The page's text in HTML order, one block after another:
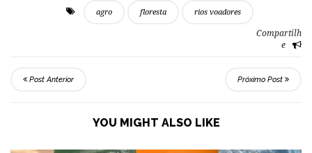
agro floresta rios voadores
Compartilh
e
Post Anterior Próximo Post
YOU MIGHT ALSO LIKE